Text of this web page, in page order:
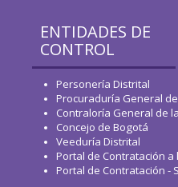
ENTIDADES DE
CONTROL
Personería Distrital
Procuraduría General
Contraloría General de
Concejo de Bogotá
Veeduría Distrital
Portal de Contratación a
Portal de Contratación -